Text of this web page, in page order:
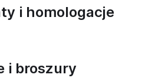
i homologacje
i broszury